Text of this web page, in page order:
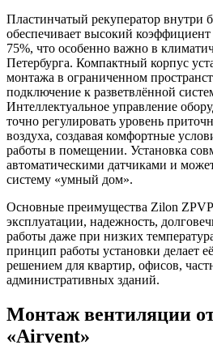
Пластинчатый рекуператор внутри
обеспечивает высокий
75%, что особенно важно в
Петербурга. Компактный корпус
монтажа в ограниченном
подключение к разветвлённой
Интеллектуальное управление
точно регулировать уровень
воздуха, создавая комфортные
работы в помещении. Установка
автоматическими датчиками и
систему «умный дом».
Основные преимущества Zilon
эксплуатации, надежность,
работы даже при низких
принцип работы установки делает
решением для квартир, офисов,
административных зданий.
Монтаж вентиляции
«Airvent»